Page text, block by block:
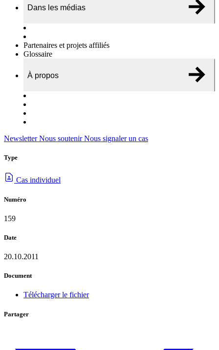
Dans les médias
Partenaires et projets affiliés
Glossaire
À propos
NewsletterNous soutenirNous signaler un cas
Type
Cas individuel
Numéro
159
Date
20.10.2011
Document
Télécharger le fichier
Partager